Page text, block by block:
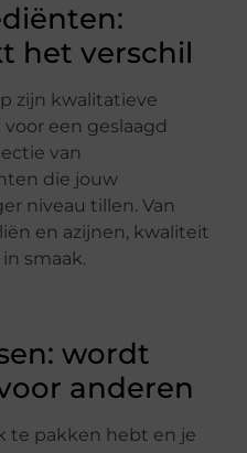
het verschil
zijn kwalitatieve
een geslaagd
van
die jouw
niveau tillen. Van
en azijnen, kwaliteit
smaak.
wordt
anderen
te pakken hebt en je